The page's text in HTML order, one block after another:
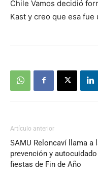
Chile Vamos decidió
Kast y creo que esa fue
Artículo anterior
SAMU Reloncaví llama a
prevención y
fiestas de Fin de Año